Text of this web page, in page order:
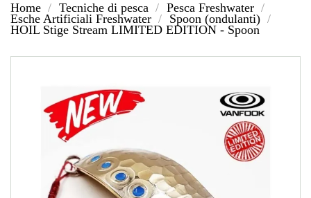
Home Tecniche di pesca
Pesca Freshwater
Esche Artificiali Freshwater
Spoon (ondulanti)
HOIL Stige Stream LIMITED EDITION - Spoon